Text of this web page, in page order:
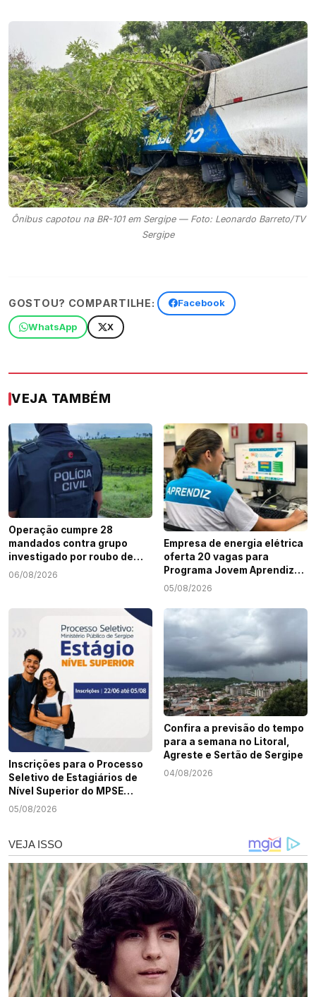
Ônibus capotou na BR-101 em Sergipe — Foto: Leonardo Barreto/TV
Sergipe
GOSTOU? COMPARTILHE: Facebook
WhatsApp X
VEJA TAMBÉM
Operação cumpre 28
mandados contra grupo
investigado por roubo de
cargas e tráfico de drogas
06/08/2026
Empresa de energia elétrica
oferta 20 vagas para
Programa Jovem Aprendiz
em Sergipe
05/08/2026
Inscrições para o Processo
Seletivo de Estagiários de
Nível Superior do MPSE
terminam nesta quarta-
05/08/2026
Confira a previsão do tempo
para a semana no Litoral,
Agreste e Sertão de Sergipe
04/08/2026